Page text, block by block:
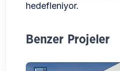
hedefleniyor.
Benzer Projeler